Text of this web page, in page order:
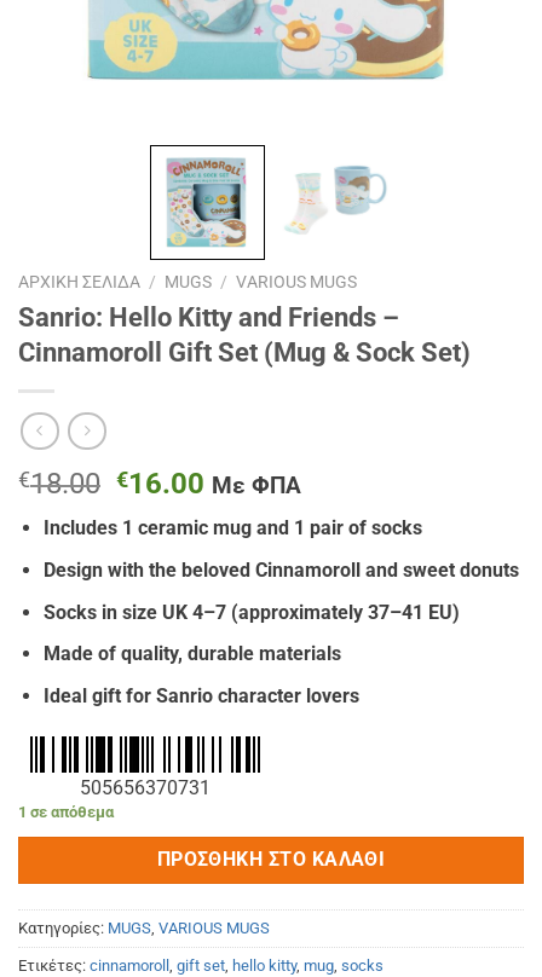
ΑΡΧΙΚΉ ΣΕΛΊΔΑ / MUGS / VARIOUS MUGS
Sanrio: Hello Kitty and Friends –
Cinnamoroll Gift Set (Mug & Sock Set)
€18.00 Original
price
was:
€18.00.
€16.00 Η
τρέχουσα
τιμή
είναι:
€16.00.
Με ΦΠΑ
Includes 1 ceramic mug and 1 pair of socks
Design with the beloved Cinnamoroll and sweet donuts
Socks in size UK 4–7 (approximately 37–41 EU)
Made of quality, durable materials
Ideal gift for Sanrio character lovers
505656370731
1 σε απόθεμα
ΠΡΟΣΘΉΚΗ ΣΤΟ ΚΑΛΆΘΙ
Κατηγορίες: MUGS, VARIOUS MUGS
Ετικέτες: cinnamoroll , gift set, hello kitty, mug, socks